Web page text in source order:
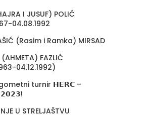
I JUSUF) POLIĆ
04.08.1992
(Rasim i Ramka) MIRSAD
FAZLIĆ
04.12.1992)
turnir 𝗛𝗘𝗥𝗖 –
𝟮𝟬𝟮𝟯!
U STRELJAŠTVU